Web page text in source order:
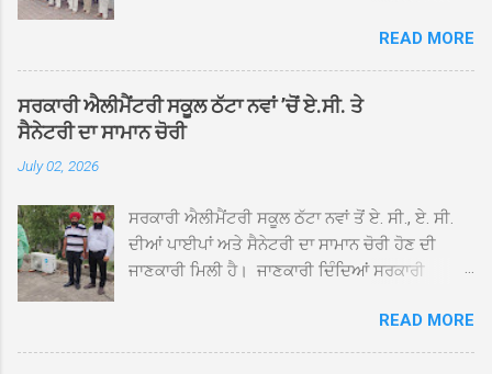
ਸਰਪ੍ਰਸਤੀ ਹੇਠ, ਪੰਜ ਪਿਆਰਿਆਂ ਦੀ ਅਗਵਾਈ ਵਿੱਚ
ਮਹੱਲਾ ਸੰਤਪੁਰਾ ਤੋਂ ਪ੍ਰਾਰੰਭ ਹੋ ਕੇ ਪਿੰਡ ਭਗਤਪੁਰ,
ਭਗਵਾਨਪੁਰ, ਝੁੱਗੀਆਂ ਗੁਲਾਮ, ਮਜਾਦਪੁਰ, ਕੁੱਲੀਆਂ, ਰੱਤਾ ਨੌ
ਅਬਾਦ, ਕੋਲੀਆਂਵਾਲ, ਅੱਡਾ ਸਾਬੂਵਾਲ, ਦਰੀਏਵਾਲ,
ਵਿਖੇ ਪਹੁੰਚਣ ’ਤੇ ਮੁੱਖ ਸੇਵਾਦਾਰ ਸੰਤ ਬਾਬਾ ਹਰਜੀਤ ਸਿੰਘ ਤੇ
ਇਲਾਕੇ ਦੀਆਂ ਸੰਗਤਾਂ ਵੱਲੋਂ ਜੈਕਾਰਿਆਂ ਦੀ ਗੂੰਜ ਵਿਚ ਨਿੱਘਾ
ਸਵਾਗਤ ਕੀਤਾ ਗਿਆ। ਗੁਰਦੁਆਰਾ ਸ੍ਰੀ ਦਮਦਮਾ ਸਾਹਿਬ
ਇਸ ਮੌਕੇ ਪੰਜ ਪਿਆਰੇ ਸਾਹਿਬਾਨ ਤੇ ਨਗਰ ਕੀਰਤਨ ਦੇ
ਪ੍ਰਬੰਧਕਾਂ ਦਾ ਗੁਰਦੁਆਰਾ ਦਮਦਮਾ ਸਾਹਿਬ ਠੱਟਾ ਦੇ ਮੁੱਖ
READ MORE
ਸਰਕਾਰੀ ਐਲੀਮੈਂਟਰੀ ਸਕੂਲ ਠੱਟਾ ਨਵਾਂ ’ਚੋਂ ਏ.ਸੀ. ਤੇ
ਸੈਨੇਟਰੀ ਦਾ ਸਾਮਾਨ ਚੋਰੀ
July 02, 2026
ਸਰਕਾਰੀ ਐਲੀਮੈਂਟਰੀ ਸਕੂਲ ਠੱਟਾ ਨਵਾਂ ਤੋਂ ਏ. ਸੀ., ਏ. ਸੀ.
ਦੀਆਂ ਪਾਈਪਾਂ ਅਤੇ ਸੈਨੇਟਰੀ ਦਾ ਸਾਮਾਨ ਚੋਰੀ ਹੋਣ ਦੀ
ਜਾਣਕਾਰੀ ਮਿਲੀ ਹੈ। ਜਾਣਕਾਰੀ ਦਿੰਦਿਆਂ ਸਰਕਾਰੀ
ਦੱਸਿਆ ਕਿ ਛੁੱਟੀਆਂ ਤੋਂ ਬਾਅਦ ਅੱਜ ਜਦੋਂ ਸਕੂਲ ਖੁੱਲ੍ਹੇ ਤਾਂ
ਤਿੰਨ ਕਮਰਿਆਂ ਵਿੱਚ ਲੱਗੇ ਏ.ਸੀ. ਚਲਾਏ ਤਾਂ ਕਮਰੇ ਠੰਢੇ ਨਾ
READ MORE